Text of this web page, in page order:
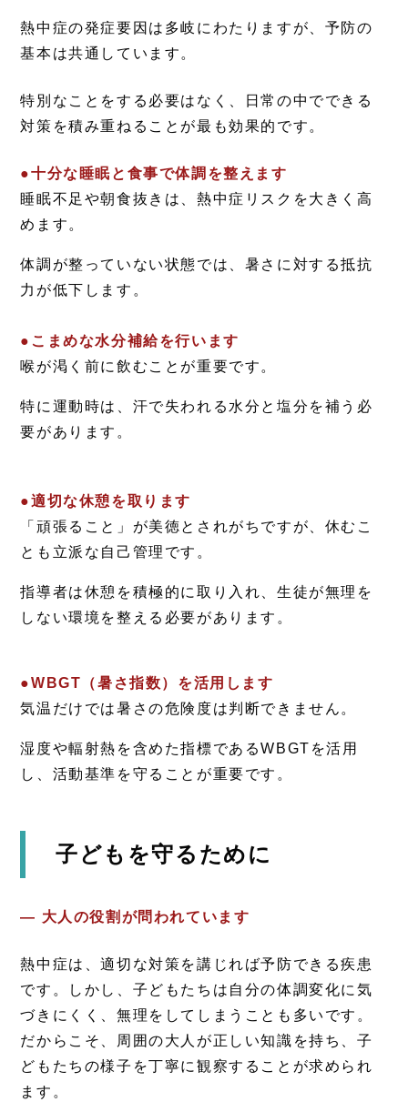
熱中症の発症要因は多岐にわたりますが、予防の
基本は共通しています。
特別なことをする必要はなく、日常の中でできる
対策を積み重ねることが最も効果的です。
●十分な睡眠と食事で体調を整えます
睡眠不足や朝食抜きは、熱中症リスクを大きく高
めます。
体調が整っていない状態では、暑さに対する抵抗
力が低下します。
●こまめな水分補給を行います
喉が渇く前に飲むことが重要です。
特に運動時は、汗で失われる水分と塩分を補う必
要があります。
●適切な休憩を取ります
「頑張ること」が美徳とされがちですが、休むこ
とも立派な自己管理です。
指導者は休憩を積極的に取り入れ、生徒が無理を
しない環境を整える必要があります。
●WBGT （暑さ指数）を活用します
気温だけでは暑さの危険度は判断できません。
湿度や輻射熱を含めた指標であるWBGTを活用
し、活動基準を守ることが重要です。
子どもを守るために
― 大人の役割が問われています
熱中症は、適切な対策を講じれば予防できる疾患
です。しかし、子どもたちは自分の体調変化に気
づきにくく、無理をしてしまうことも多いです。
だからこそ、周囲の大人が正しい知識を持ち、子
どもたちの様子を丁寧に観察することが求められ
ます。